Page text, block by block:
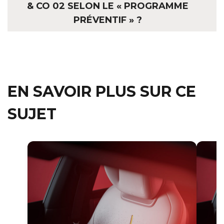
& CO 02 SELON LE « PROGRAMME
PRÉVENTIF » ?
EN SAVOIR PLUS SUR CE
SUJET